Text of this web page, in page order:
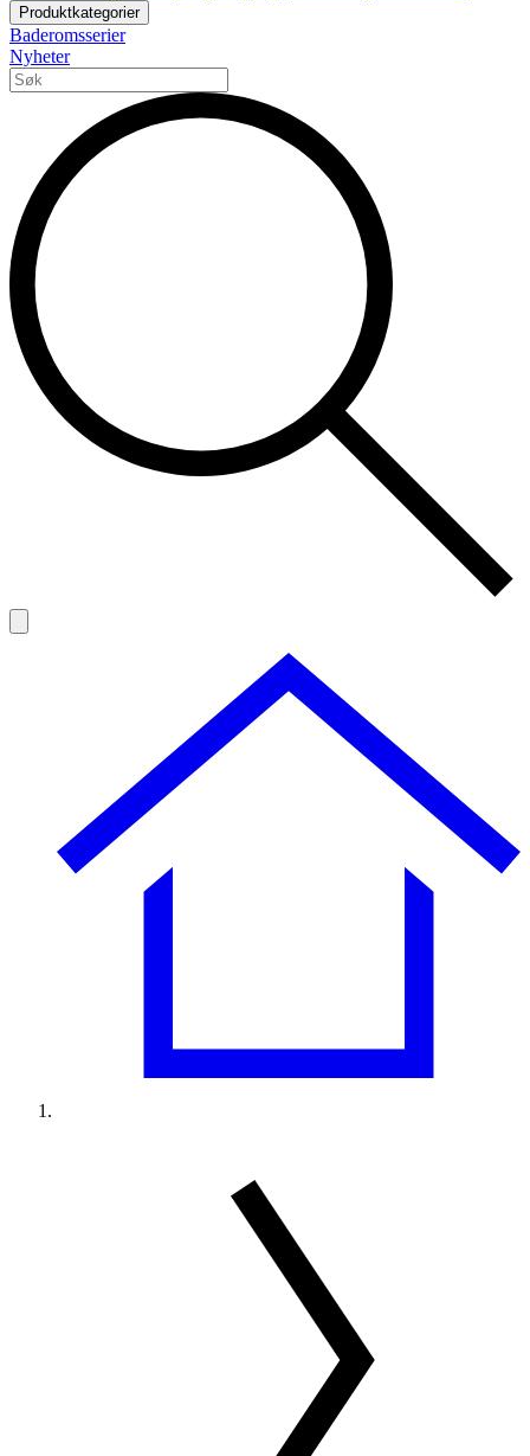
Produktkategorier
Baderomsserier
Nyheter